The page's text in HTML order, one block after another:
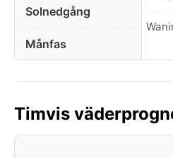
Solnedgång
Månfas
Timvis